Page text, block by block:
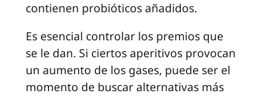
contienen probióticos añadidos.
Es esencial controlar los premios que
se le dan. Si ciertos aperitivos provocan
un aumento de los gases, puede ser el
momento de buscar alternativas más